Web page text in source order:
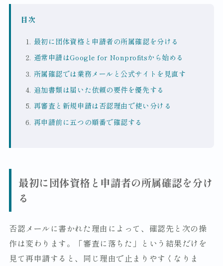
目次
最初に団体資格と申請者の所属確認を分ける
通常申請はGoogle for Nonprofitsから始める
所属確認では業務メールと公式サイトを見直す
追加書類は届いた依頼の要件を優先する
再審査と新規申請は否認理由で使い分ける
再申請前に五つの順番で確認する
最初に団体資格と申請者の所属確認を分け
る
否認メールに書かれた理由によって、確認先と次の操
作は変わります。「審査に落ちた」という結果だけを
見て再申請すると、同じ理由で止まりやすくなりま